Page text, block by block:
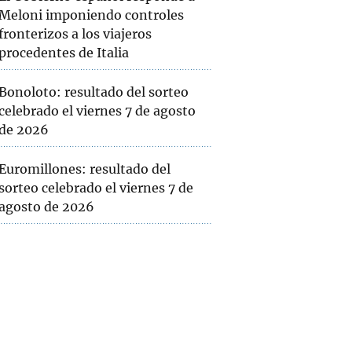
imponiendo controles
a los viajeros
de Italia
resultado del sorteo
el viernes 7 de agosto
2026
resultado del
celebrado el viernes 7 de
de 2026